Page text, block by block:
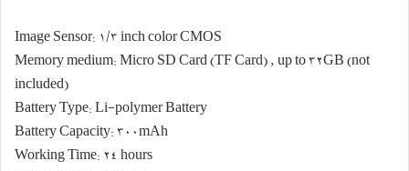
Image Sensor: 1/3 inch color CMOS
Memory medium: Micro SD Card (TF Card) , up to 32GB (not
included)
Battery Type: Li-polymer Battery
Battery Capacity: 300mAh
Working Time: 24 hours